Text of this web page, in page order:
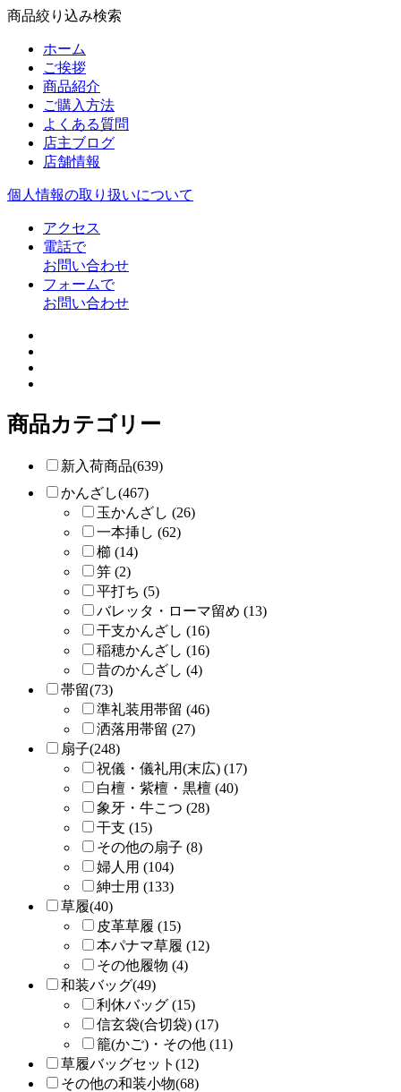
商品絞り込み検索
ホーム
ご挨拶
商品紹介
ご購入方法
よくある質問
店主ブログ
店舗情報
個人情報の取り扱いについて
アクセス
電話で
お問い合わせ
フォームで
お問い合わせ
商品カテゴリー
新入荷商品(639)
かんざし(467)
玉かんざし (26)
一本挿し (62)
櫛 (14)
笄 (2)
平打ち (5)
バレッタ・ローマ留め (13)
干支かんざし (16)
稲穂かんざし (16)
昔のかんざし (4)
帯留(73)
準礼装用帯留 (46)
洒落用帯留 (27)
扇子(248)
祝儀・儀礼用(末広) (17)
白檀・紫檀・黒檀 (40)
象牙・牛こつ (28)
干支 (15)
その他の扇子 (8)
婦人用 (104)
紳士用 (133)
草履(40)
皮革草履 (15)
本パナマ草履 (12)
その他履物 (4)
和装バッグ(49)
利休バッグ (15)
信玄袋(合切袋) (17)
籠(かご)・その他 (11)
草履バッグセット(12)
その他の和装小物(68)